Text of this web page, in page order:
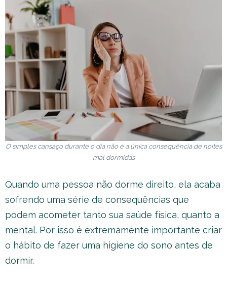
O simples cansaço durante o dia não é a única consequência de noites
mal dormidas
Quando uma pessoa não dorme direito, ela acaba
sofrendo uma série de consequências que
podem acometer tanto sua saúde física, quanto a
mental. Por isso é extremamente importante criar
o hábito de fazer uma higiene do sono antes de
dormir.